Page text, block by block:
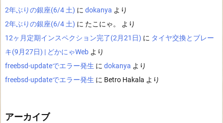
2年ぶりの銀座(6/4 土) に dokanya より
2年ぶりの銀座(6/4 土) に たこにゃ。
より
12ヶ月定期インスペクション完了(2月21日) に タイヤ交換とブレー
キ(9月27日) | どかにゃWeb より
freebsd-updateでエラー発生 に dokanya より
freebsd-updateでエラー発生 に Betro Hakala より
アーカイブ